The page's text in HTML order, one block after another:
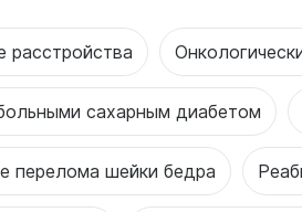
расстройства
сахарным диабетом
перелома шейки бедра